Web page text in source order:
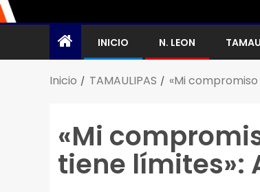
INICIO N. LEON
Inicio TAMAULIPAS «Mi
«Mi
tiene límites»: